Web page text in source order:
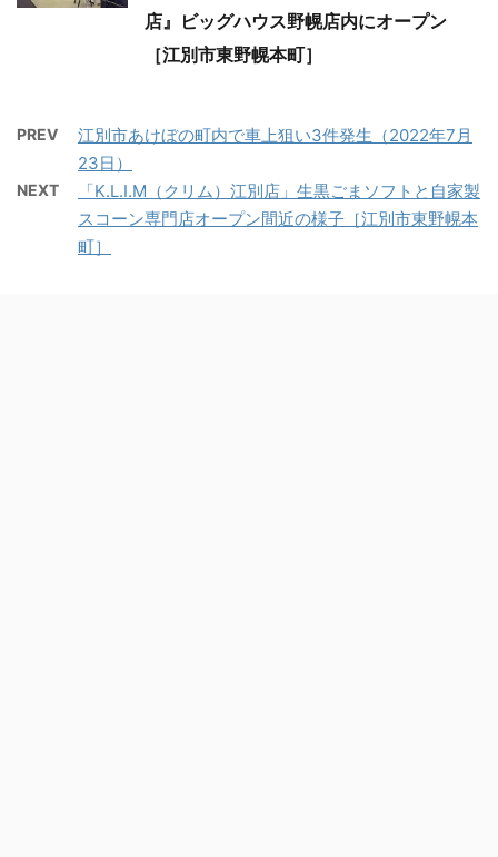
店』ビッグハウス野幌店内にオープン
［江別市東野幌本町］
PREV
江別市あけぼの町内で車上狙い3件発生（2022年7月
23日）
NEXT
「K.L.I.M（クリム）江別店」生黒ごまソフトと自家製
スコーン専門店オープン間近の様子［江別市東野幌本
町］